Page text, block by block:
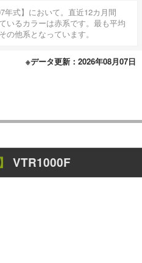
年式】において。直近12カ月間
いるカラーは赤系です。最も平均
他系となっています。
※データ更新：2026年08月07日
VTR1000F